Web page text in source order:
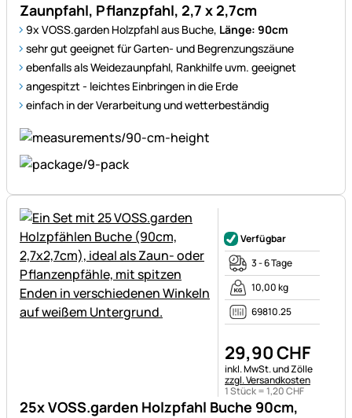
Zaunpfahl, Pflanzpfahl, 2,7 x 2,7cm
9x VOSS.garden Holzpfahl aus Buche, Länge: 90cm
sehr gut geeignet für Garten- und Begrenzungszäune
ebenfalls als Weidezaunpfahl, Rankhilfe uvm. geeignet
angespitzt - leichtes Einbringen in die Erde
einfach in der Verarbeitung und wetterbeständig
25x VOSS.garden Holzpfahl Buche 90cm,
Verfügbar
3 - 6 Tage
10,00 kg
69810.25
29,90CHF
Steuerhinweis:
inkl. MwSt. und Zölle
zzgl. Versandkosten
1 Stück =1,20CHF